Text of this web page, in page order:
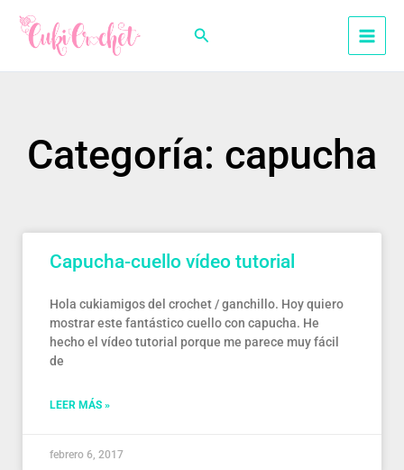
contenido
Buscar
Categoría: capucha
Capucha-cuello vídeo tutorial
Hola cukiamigos del crochet / ganchillo. Hoy quiero
mostrar este fantástico cuello con capucha. He
hecho el vídeo tutorial porque me parece muy fácil
de
LEER MÁS »
febrero 6, 2017